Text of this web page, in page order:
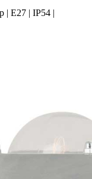
| E27 | IP54 |